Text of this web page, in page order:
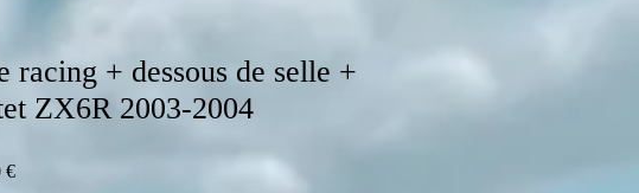
racing + dessous de selle +
ZX6R 2003-2004
€Prix